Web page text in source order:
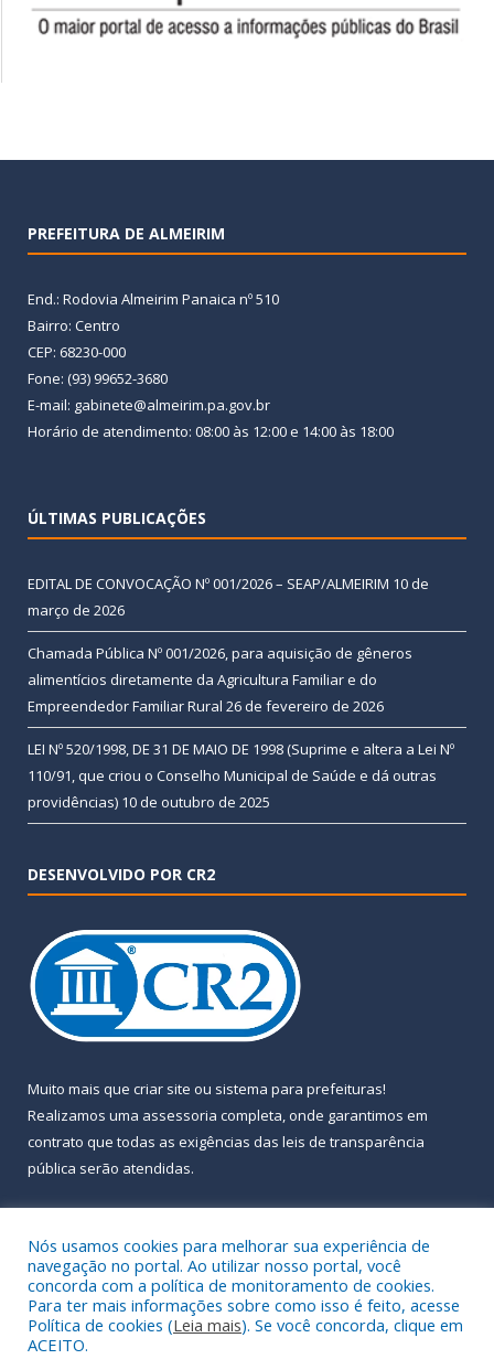
PREFEITURA DE ALMEIRIM
End.: Rodovia Almeirim Panaica nº 510
Bairro: Centro
CEP: 68230-000
Fone: (93) 99652-3680
E-mail: gabinete@almeirim.pa.gov.br
Horário de atendimento: 08:00 às 12:00 e 14:00 às 18:00
ÚLTIMAS PUBLICAÇÕES
EDITAL DE CONVOCAÇÃO Nº 001/2026 – SEAP/ALMEIRIM 10 de
março de 2026
Chamada Pública Nº 001/2026, para aquisição de gêneros
alimentícios diretamente da Agricultura Familiar e do
Empreendedor Familiar Rural 26 de fevereiro de 2026
LEI Nº 520/1998, DE 31 DE MAIO DE 1998 (Suprime e altera a Lei Nº
110/91, que criou o Conselho Municipal de Saúde e dá outras
providências) 10 de outubro de 2025
DESENVOLVIDO POR CR2
Muito mais que criar site ou sistema para prefeituras!
Realizamos uma assessoria completa, onde garantimos em
contrato que todas as exigências das leis de transparência
pública serão atendidas.
Todos os direitos reservados a Prefeitura Municipal de Almeirim.
Nós usamos cookies para melhorar sua experiência de
navegação no portal. Ao utilizar nosso portal, você
concorda com a política de monitoramento de cookies.
Para ter mais informações sobre como isso é feito, acesse
Política de cookies (Leia mais). Se você concorda, clique em
ACEITO.